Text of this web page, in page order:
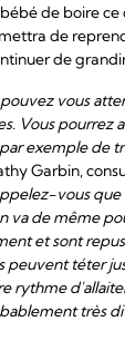
de boire ce
de
de
vous
Vous pourrez
exemple de
Garbin,
vous que
va de même
et sont
peuvent téter
rythme
très